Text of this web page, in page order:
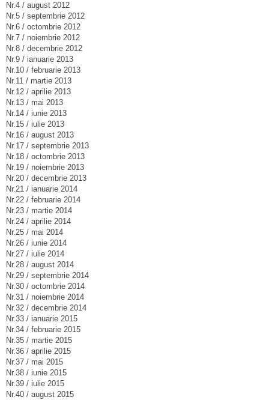
Nr.4 / august 2012
Nr.5 / septembrie 2012
Nr.6 / octombrie 2012
Nr.7 / noiembrie 2012
Nr.8 / decembrie 2012
Nr.9 / ianuarie 2013
Nr.10 / februarie 2013
Nr.11 / martie 2013
Nr.12 / aprilie 2013
Nr.13 / mai 2013
Nr.14 / iunie 2013
Nr.15 / iulie 2013
Nr.16 / august 2013
Nr.17 / septembrie 2013
Nr.18 / octombrie 2013
Nr.19 / noiembrie 2013
Nr.20 / decembrie 2013
Nr.21 / ianuarie 2014
Nr.22 / februarie 2014
Nr.23 / martie 2014
Nr.24 / aprilie 2014
Nr.25 / mai 2014
Nr.26 / iunie 2014
Nr.27 / iulie 2014
Nr.28 / august 2014
Nr.29 / septembrie 2014
Nr.30 / octombrie 2014
Nr.31 / noiembrie 2014
Nr.32 / decembrie 2014
Nr.33 / ianuarie 2015
Nr.34 / februarie 2015
Nr.35 / martie 2015
Nr.36 / aprilie 2015
Nr.37 / mai 2015
Nr.38 / iunie 2015
Nr.39 / iulie 2015
Nr.40 / august 2015